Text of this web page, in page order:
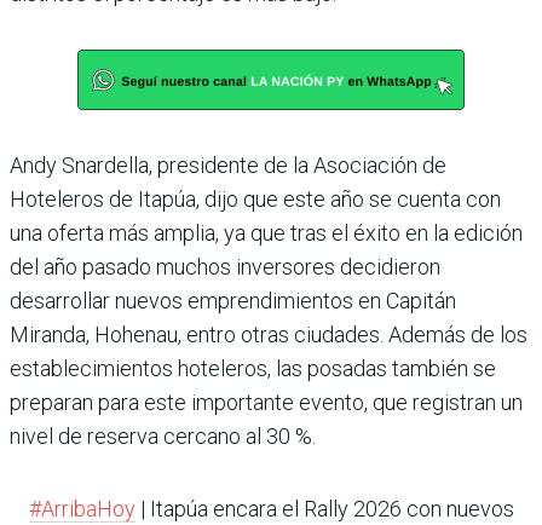
Andy Snardella, presidente de la Asociación de
Hoteleros de Itapúa, dijo que este año se cuenta con
una oferta más amplia, ya que tras el éxito en la edición
del año pasado muchos inversores decidieron
desarrollar nuevos emprendimientos en Capitán
Miranda, Hohenau, entro otras ciudades. Además de los
establecimientos hoteleros, las posadas también se
preparan para este importante evento, que registran un
nivel de reserva cercano al 30 %.
#ArribaHoy| Itapúa encara el Rally 2026 con nuevos